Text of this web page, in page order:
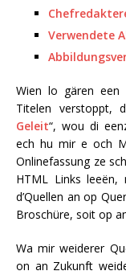
Verwendete
Wien lo gären een
Titelen verstoppt,
Geleit“, wou di
ech hu mir e och
Onlinefassung ze
HTML Links
d’Quellen an op
Broschüre, soit op
Wa mir weiderer
on an Zukunft